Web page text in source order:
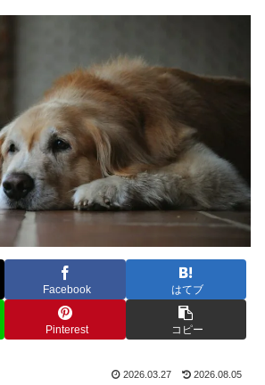
Facebook はてブ
Pinterest コピー
2026.03.27 2026.08.05